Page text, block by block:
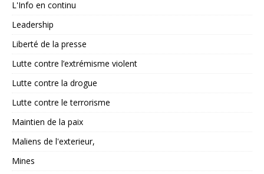
L'Info en continu
Leadership
Liberté de la presse
Lutte contre l’extrémisme violent
Lutte contre la drogue
Lutte contre le terrorisme
Maintien de la paix
Maliens de l'exterieur,
Mines